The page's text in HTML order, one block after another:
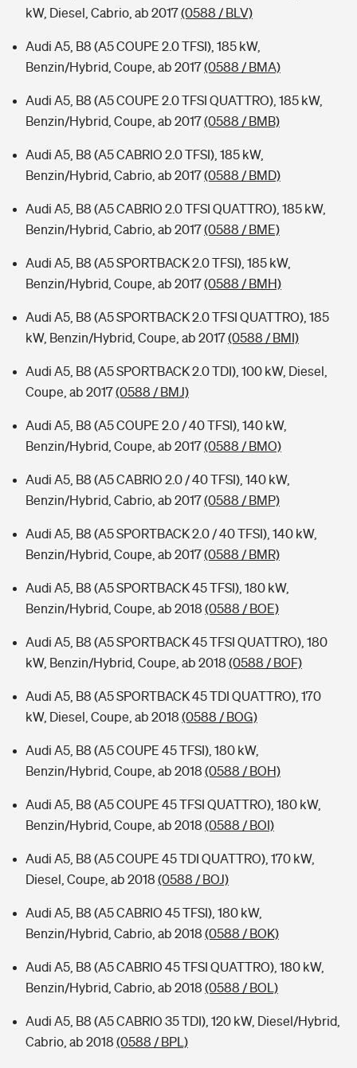
kW, Diesel, Cabrio, ab 2017(0588 / BLV)
Audi A5, B8 (A5 COUPE 2.0 TFSI), 185 kW,
Benzin/Hybrid, Coupe, ab 2017(0588 / BMA)
Audi A5, B8 (A5 COUPE 2.0 TFSI QUATTRO), 185 kW,
Benzin/Hybrid, Coupe, ab 2017(0588 / BMB)
Audi A5, B8 (A5 CABRIO 2.0 TFSI), 185 kW,
Benzin/Hybrid, Cabrio, ab 2017(0588 / BMD)
Audi A5, B8 (A5 CABRIO 2.0 TFSI QUATTRO), 185 kW,
Benzin/Hybrid, Cabrio, ab 2017(0588 / BME)
Audi A5, B8 (A5 SPORTBACK 2.0 TFSI), 185 kW,
Benzin/Hybrid, Coupe, ab 2017(0588 / BMH)
Audi A5, B8 (A5 SPORTBACK 2.0 TFSI QUATTRO), 185
kW, Benzin/Hybrid, Coupe, ab 2017(0588 / BMI)
Audi A5, B8 (A5 SPORTBACK 2.0 TDI), 100 kW, Diesel,
Coupe, ab 2017(0588 / BMJ)
Audi A5, B8 (A5 COUPE 2.0 / 40 TFSI), 140 kW,
Benzin/Hybrid, Coupe, ab 2017(0588 / BMO)
Audi A5, B8 (A5 CABRIO 2.0 / 40 TFSI), 140 kW,
Benzin/Hybrid, Cabrio, ab 2017(0588 / BMP)
Audi A5, B8 (A5 SPORTBACK 2.0 / 40 TFSI), 140 kW,
Benzin/Hybrid, Coupe, ab 2017(0588 / BMR)
Audi A5, B8 (A5 SPORTBACK 45 TFSI), 180 kW,
Benzin/Hybrid, Coupe, ab 2018 (0588 / BOE)
Audi A5, B8 (A5 SPORTBACK 45 TFSI QUATTRO), 180
kW, Benzin/Hybrid, Coupe, ab 2018 (0588 / BOF)
Audi A5, B8 (A5 SPORTBACK 45 TDI QUATTRO), 170
kW, Diesel, Coupe, ab 2018 (0588 / BOG)
Audi A5, B8 (A5 COUPE 45 TFSI), 180 kW,
Benzin/Hybrid, Coupe, ab 2018 (0588 / BOH)
Audi A5, B8 (A5 COUPE 45 TFSI QUATTRO), 180 kW,
Benzin/Hybrid, Coupe, ab 2018 (0588 / BOI)
Audi A5, B8 (A5 COUPE 45 TDI QUATTRO), 170 kW,
Diesel, Coupe, ab 2018 (0588 / BOJ)
Audi A5, B8 (A5 CABRIO 45 TFSI), 180 kW,
Benzin/Hybrid, Cabrio, ab 2018 (0588 / BOK)
Audi A5, B8 (A5 CABRIO 45 TFSI QUATTRO), 180 kW,
Benzin/Hybrid, Cabrio, ab 2018 (0588 / BOL)
Audi A5, B8 (A5 CABRIO 35 TDI), 120 kW, Diesel/Hybrid,
Cabrio, ab 2018 (0588 / BPL)